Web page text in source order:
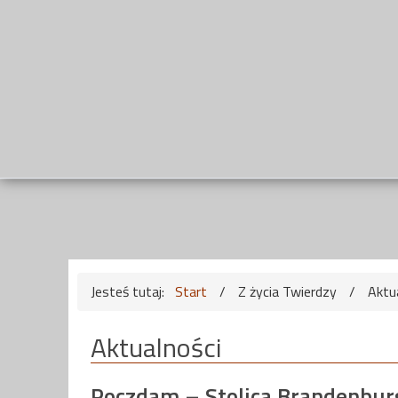
Jesteś tutaj: Start / Z życia Twierdzy /
Aktualności